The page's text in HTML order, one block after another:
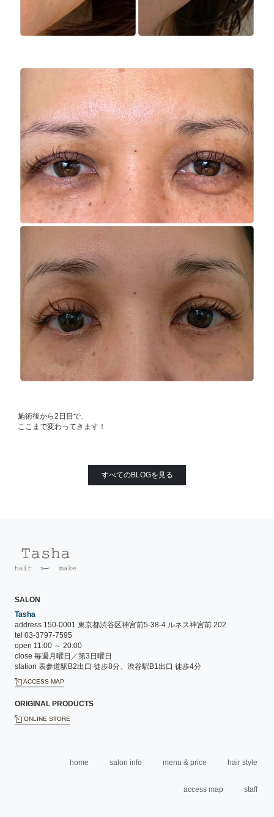
施術後から2日目で、
ここまで変わってきます！
すべてのBLOGを見る
SALON
Tasha
address 150-0001 東京都渋谷区神宮前5-38-4 ルネス神宮前 202
tel 03-3797-7595
open 11:00 ～ 20:00
close 毎週月曜日／第3日曜日
station 表参道駅B2出口 徒歩8分、渋谷駅B1出口 徒歩4分
ACCESS MAP
ORIGINAL PRODUCTS
ONLINE STORE
home salon info menu & price hair style
access map staff